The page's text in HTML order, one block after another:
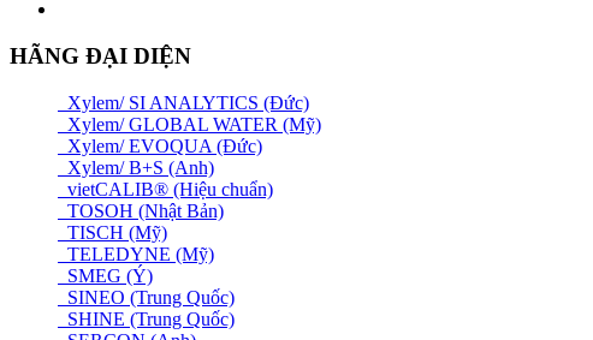
HÃNG ĐẠI DIỆN
Xylem/ SI ANALYTICS (Đức)
Xylem/ GLOBAL WATER (Mỹ)
Xylem/ EVOQUA (Đức)
Xylem/ B+S (Anh)
vietCALIB® (Hiệu chuẩn)
TOSOH (Nhật Bản)
TISCH (Mỹ)
TELEDYNE (Mỹ)
SMEG (Ý)
SINEO (Trung Quốc)
SHINE (Trung Quốc)